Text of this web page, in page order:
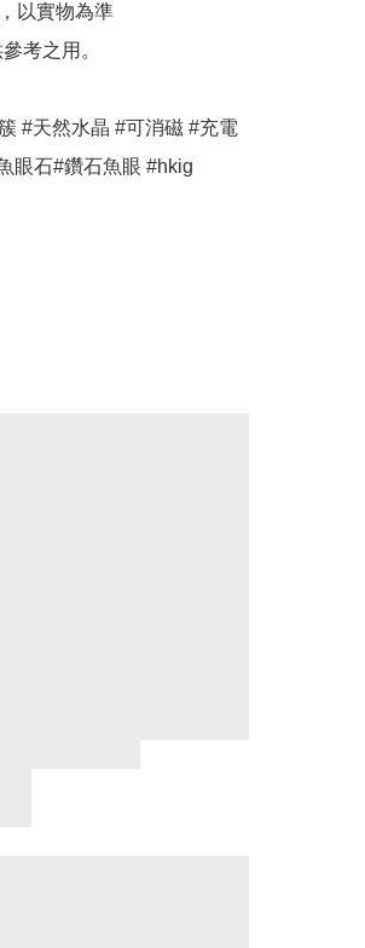
以實物為準
考之用。
#天然水晶 #可消磁 #充電
眼石#鑽石魚眼 #hkig